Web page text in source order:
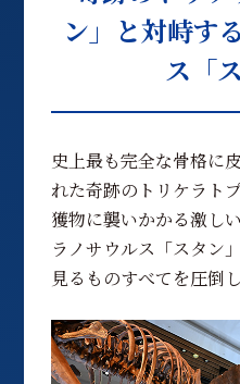
ン」と対峙す
ス「
史上最も完全な骨格に
れた奇跡のトリケラト
獲物に襲いかかる激し
ラノサウルス「スタン
見るものすべてを圧倒し